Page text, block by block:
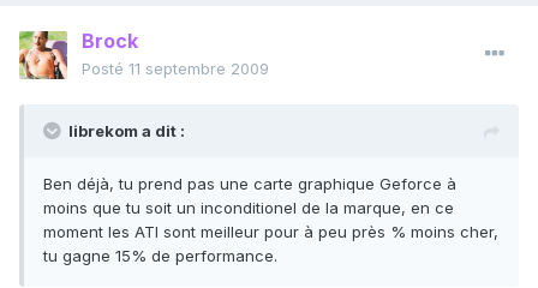
Brock
Posté 11 septembre 2009
librekom a dit :
Ben déjà, tu prend pas une carte graphique Geforce à
moins que tu soit un inconditionel de la marque, en ce
moment les ATI sont meilleur pour à peu près % moins cher,
tu gagne 15% de performance.